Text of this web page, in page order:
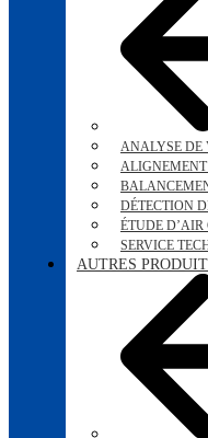
ANALYSE DE
DÉTECTION
ÉTUDE
SERVICE
AUTRES